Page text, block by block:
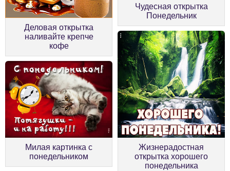
Деловая открытка
наливайте крепче
кофе
Чудесная открытка
Понедельник
Милая картинка с
понедельником
Жизнерадостная
открытка хорошего
понедельника